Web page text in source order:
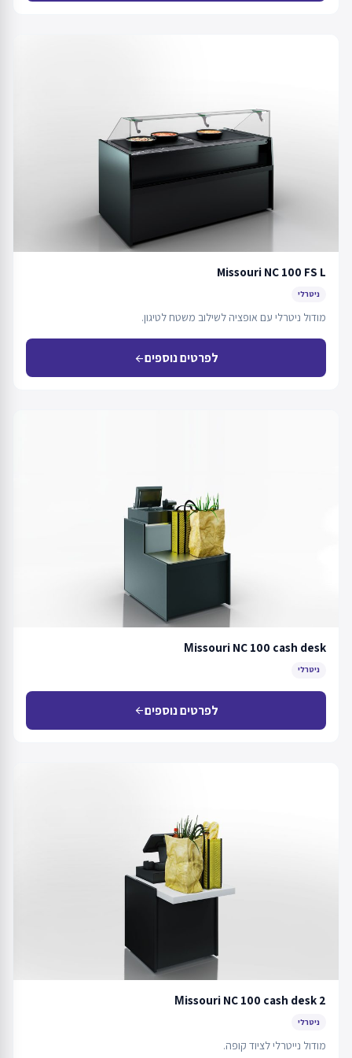
Missouri NC 100 FS L
ניטרלי
מודול ניטרלי עם אופציה לשילוב משטח לטיגון.
לפרטים נוספיםarrow_back
Мissouri NC 100 cash desk
ניטרלי
לפרטים נוספיםarrow_back
Мissouri NC 100 cash desk 2
ניטרלי
מודול נייטרלי לציוד קופה.